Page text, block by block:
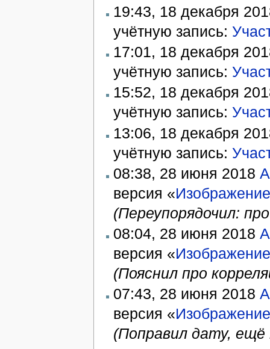
19:43, 18 декабря
учётную запись:
17:01, 18 декабря
учётную запись:
15:52, 18 декабря
учётную запись:
13:06, 18 декабря
учётную запись:
08:38, 28 июня 2018
версия «
(Переупорядочил:
08:04, 28 июня 2018
версия «
(Пояснил про
07:43, 28 июня 2018
версия «
(Поправил дату, ещё